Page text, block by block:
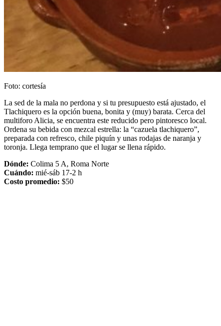
Foto: cortesía
La sed de la mala no perdona y si tu presupuesto está ajustado, el
Tlachiquero es la opción buena, bonita y (muy) barata. Cerca del
multiforo Alicia, se encuentra este reducido pero pintoresco local.
Ordena su bebida con mezcal estrella: la “cazuela tlachiquero”,
preparada con refresco, chile piquín y unas rodajas de naranja y
toronja. Llega temprano que el lugar se llena rápido.
Dónde: Colima 5 A, Roma Norte
Cuándo: mié-sáb 17-2 h
Costo promedio: $50